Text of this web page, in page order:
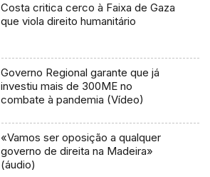
Costa critica cerco à Faixa de Gaza
que viola direito humanitário
Governo Regional garante que já
investiu mais de 300ME no
combate à pandemia (Vídeo)
«Vamos ser oposição a qualquer
governo de direita na Madeira»
(áudio)